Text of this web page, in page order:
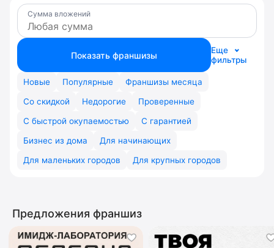
Сумма вложений
Показать франшизы
Еще
фильтры
Новые Популярные
Франшизы месяца
Со скидкой
Недорогие
Проверенные
С быстрой окупаемостью
С гарантией
Бизнес из дома
Для начинающих
Для маленьких городов
Для крупных городов
Предложения франшиз